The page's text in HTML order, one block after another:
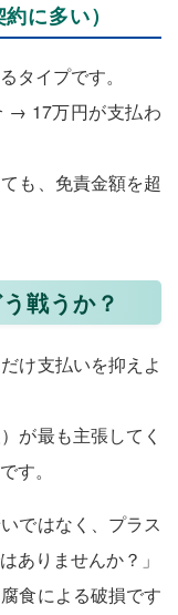
に多い）
タイプです。
→ 17万円が支払わ
も、免責金額を超
戦うか？
け支払いを抑えよ
が最も主張してく
です。
ではなく、プラス
ありませんか？」
食による破損です